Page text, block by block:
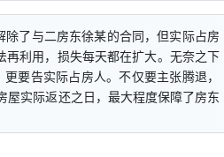
了与二房东徐某的合同，但实际占房
再利用，损失每天都在扩大。无奈之下
要告实际占房人。不仅要主张腾退，
屋实际返还之日，最大程度保障了房东